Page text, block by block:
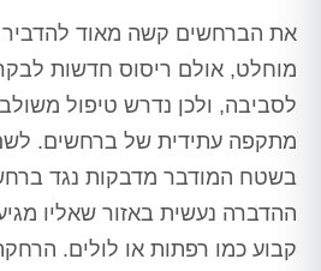
את הברחשים קשה מאוד להדביר
מוחלט, אולם ריסוס חדשות
לסביבה, ולכן נדרש טיפול
מתקפה עתידית של ברחשים.
בשטח המודבר מדבקות נגד
ההדברה נעשית באזור שאליו
קבוע כמו רפתות או לולים.